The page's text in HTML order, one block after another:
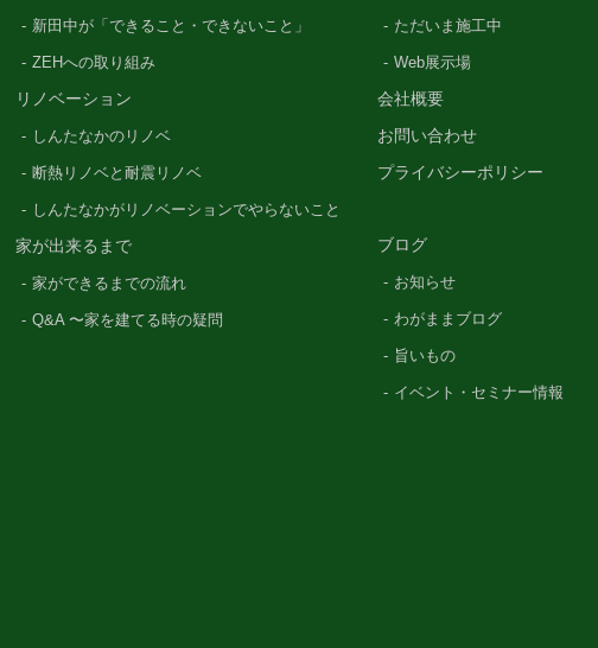
新田中が「できること・できないこと」
ZEHへの取り組み
リノベーション
しんたなかのリノベ
断熱リノベと耐震リノベ
しんたなかがリノベーションでやらないこと
家が出来るまで
家ができるまでの流れ
Q&A 〜家を建てる時の疑問
ただいま施工中
Web展示場
会社概要
お問い合わせ
プライバシーポリシー
ブログ
お知らせ
わがままブログ
旨いもの
イベント・セミナー情報